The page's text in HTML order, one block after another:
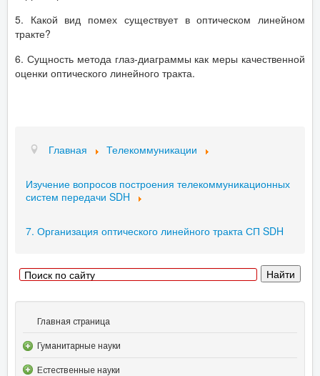
5. Какой вид помех существует в оптическом линейном
тракте?
6. Сущность метода глаз-диаграммы как меры качественной
оценки оптического линейного тракта.
Главная Телекоммуникации
Изучение вопросов построения телекоммуникационных
систем передачи SDH
7. Организация оптического линейного тракта СП SDH
Главная страница
Гуманитарные науки
Естественные науки